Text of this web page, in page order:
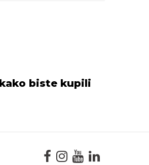
biste kupili